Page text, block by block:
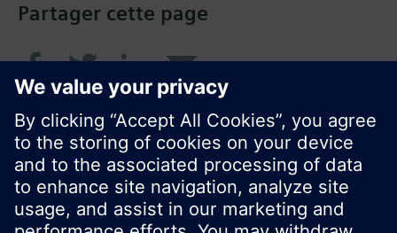
Partager cette page